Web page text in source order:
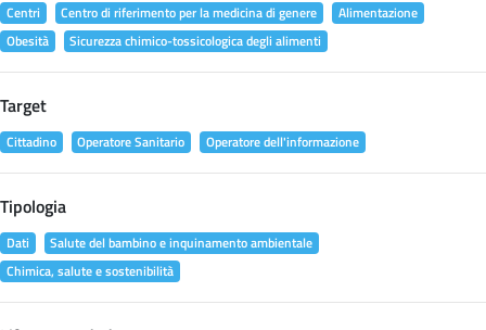
Centri Centro di riferimento per la medicina di genere
Alimentazione
Obesità
Sicurezza chimico-tossicologica degli alimenti
Target
Cittadino Operatore Sanitario Operatore dell'informazione
Tipologia
Dati
Salute del bambino e inquinamento ambientale
Chimica, salute e sostenibilità